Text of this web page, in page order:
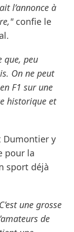
l’annonce à
confie le
que, peu
On ne peut
F1 sur une
historique et
Dumontier y
pour la
sport déjà
une grosse
de